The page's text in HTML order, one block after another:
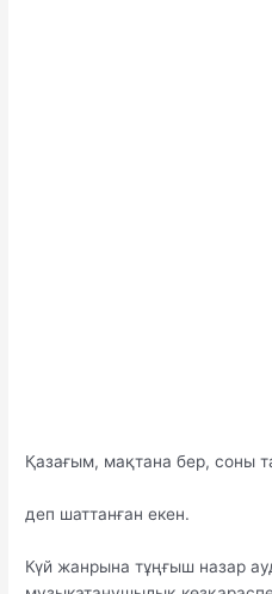
Қазағым, мақтана бер, соны
деп шаттанған екен.
Күй жанрына тұңғыш назар